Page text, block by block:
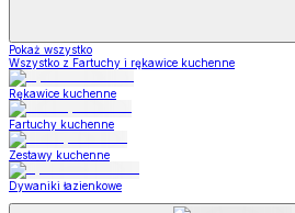
Pokaż wszystko
Wszystko z Fartuchy i rękawice kuchenne
Rękawice kuchenne
Fartuchy kuchenne
Zestawy kuchenne
Dywaniki łazienkowe